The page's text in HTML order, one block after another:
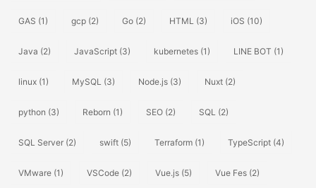
GAS (1) gcp (2) Go (2) HTML (3) iOS (10)
Java (2) JavaScript (3) kubernetes (1) LINE BOT (1)
linux (1) MySQL (3) Node.js (3) Nuxt (2)
python (3) Reborn (1) SEO (2) SQL (2)
SQL Server (2) swift (5) Terraform (1) TypeScript (4)
VMware (1) VSCode (2) Vue.js (5) Vue Fes (2)